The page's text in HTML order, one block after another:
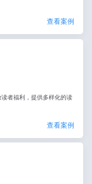
查看案例
者福利，提供多样化的读
查看案例